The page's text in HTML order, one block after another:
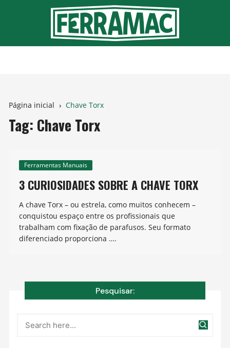
Página inicial Chave Torx
Tag: Chave Torx
Ferramentas Manuais
3 CURIOSIDADES SOBRE A CHAVE TORX
A chave Torx – ou estrela, como muitos conhecem –
conquistou espaço entre os profissionais que
trabalham com fixação de parafusos. Seu formato
diferenciado proporciona ….
Pesquisar: